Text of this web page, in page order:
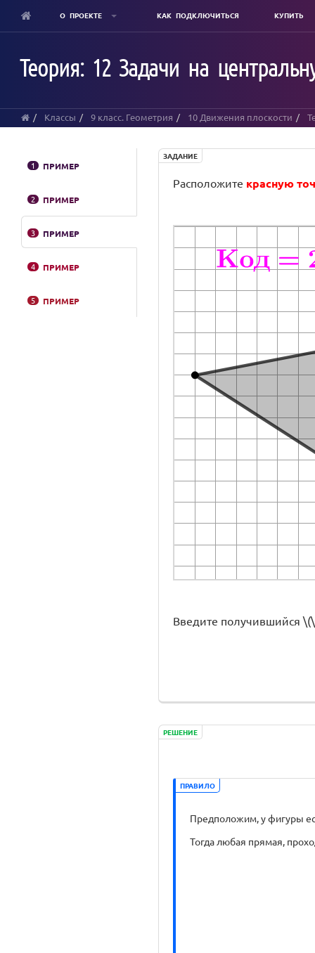
content
О ПРОЕКТЕ КАК ПОДКЛЮЧИТЬСЯ КУПИТЬ
Теория: 12 Задачи на
Классы 9 класс. Геометрия 10 Движения плоскости
1 ПРИМЕР
2 ПРИМЕР
3 ПРИМЕР
4 ПРИМЕР
5 ПРИМЕР
ЗАДАНИЕ
Расположите красную
a
b
c
d
k
q1
equals
251
Введите получившийся
РЕШЕНИЕ
ПРАВИЛО
Предположим, у фигуры
Тогда любая прямая,